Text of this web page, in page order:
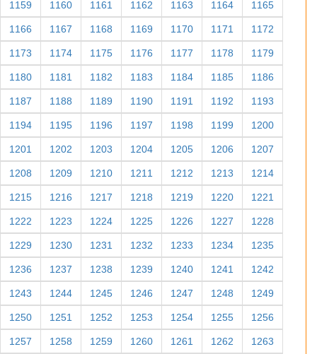
1159 1160 1161 1162 1163 1164 1165
1166 1167 1168 1169 1170 1171 1172
1173 1174 1175 1176 1177 1178 1179
1180 1181 1182 1183 1184 1185 1186
1187 1188 1189 1190 1191 1192 1193
1194 1195 1196 1197 1198 1199 1200
1201 1202 1203 1204 1205 1206 1207
1208 1209 1210 1211 1212 1213 1214
1215 1216 1217 1218 1219 1220 1221
1222 1223 1224 1225 1226 1227 1228
1229 1230 1231 1232 1233 1234 1235
1236 1237 1238 1239 1240 1241 1242
1243 1244 1245 1246 1247 1248 1249
1250 1251 1252 1253 1254 1255 1256
1257 1258 1259 1260 1261 1262 1263